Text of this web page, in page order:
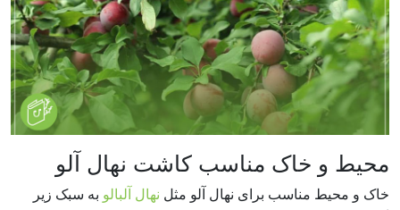
محیط و خاک مناسب کاشت نهال آلو
خاک و محیط مناسب برای نهال آلو مثل نهال آلبالو به سبک زیر